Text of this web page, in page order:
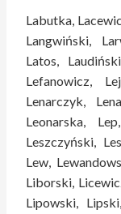
Labutka,
Langwiński,
Latos,
Lefanowicz,
Lenarczyk,
Leonarska,
Leszczyński,
Lew,
Liborski,
Lipowski,